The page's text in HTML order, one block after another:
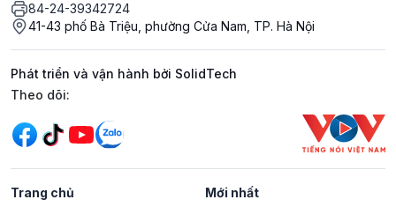
84-24-39342724
41-43 phố Bà Triệu, phường Cửa Nam, TP. Hà Nội
Phát triển và vận hành bởi SolidTech
Mạng xã hội
Theo dõi:
Trang chủ Mới nhất